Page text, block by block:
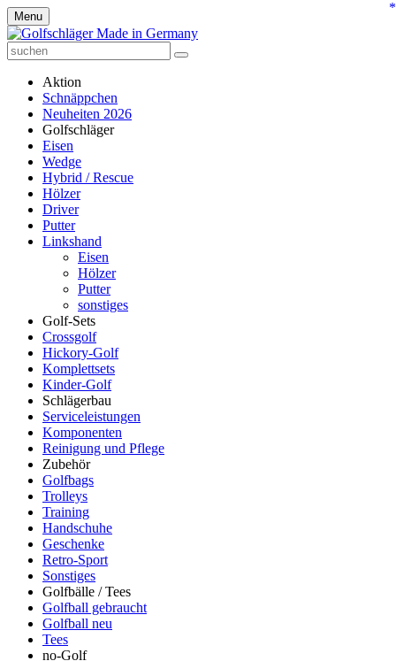
Menu
Aktion
Schnäppchen
Neuheiten 2026
Golfschläger
Eisen
Wedge
Hybrid / Rescue
Hölzer
Driver
Putter
Linkshand
Eisen
Hölzer
Putter
sonstiges
Golf-Sets
Crossgolf
Hickory-Golf
Komplettsets
Kinder-Golf
Schlägerbau
Serviceleistungen
Komponenten
Reinigung und Pflege
Zubehör
Golfbags
Trolleys
Training
Handschuhe
Geschenke
Retro-Sport
Sonstiges
Golfbälle / Tees
Golfball gebraucht
Golfball neu
Tees
no-Golf
*